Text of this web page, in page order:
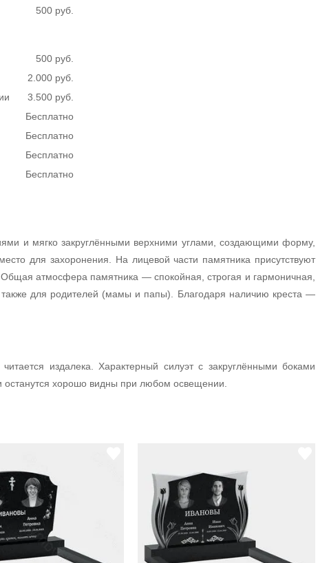
500 руб.
500 руб.
2.000 руб.
3.500 руб.
Бесплатно
Бесплатно
Бесплатно
Бесплатно
и мягко закруглёнными верхними углами, создающими форму,
для захоронения. На лицевой части памятника присутствуют
атмосфера памятника — спокойная, строгая и гармоничная,
для родителей (мамы и папы). Благодаря наличию креста —
издалека. Характерный силуэт с закруглёнными боками
хорошо видны при любом освещении.